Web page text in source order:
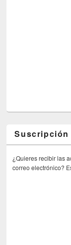
¿Quieres recibir las
correo electrónico?